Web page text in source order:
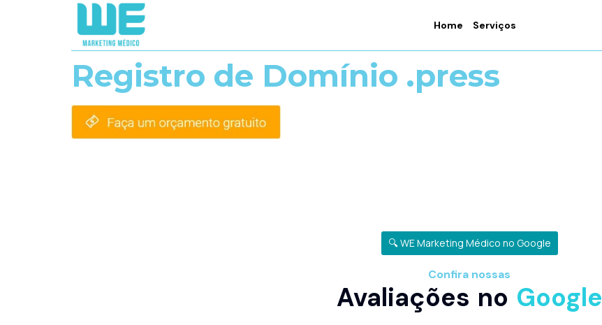
Home Serviços
Registro de Domínio .press
🔍 WE Marketing Médico no Google
Confira nossas
Avaliações no Google